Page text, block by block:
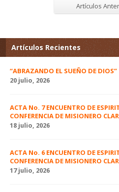
Artículos
Artículos Recientes
“ABRAZANDO EL SUEÑO DE DIOS”
20 julio, 2026
ACTA No. 7 ENCUENTRO DE
CONFERENCIA DE MISIONERO
18 julio, 2026
ACTA No. 6 ENCUENTRO DE
CONFERENCIA DE MISIONERO
17 julio, 2026